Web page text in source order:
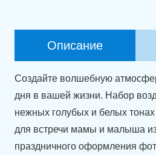
Описание
Создайте волшебную
дня в вашей жизни. Набор
нежных голубых и белых
для встречи мамы и малыша
праздничного оформления